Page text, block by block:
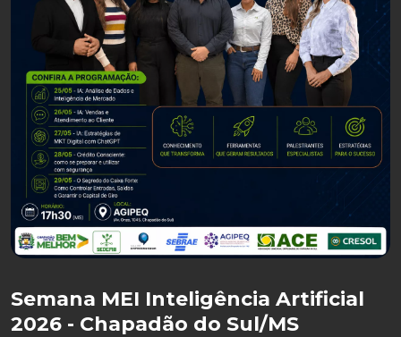
Semana MEI Inteligência Artificial
2026 - Chapadão do Sul/MS